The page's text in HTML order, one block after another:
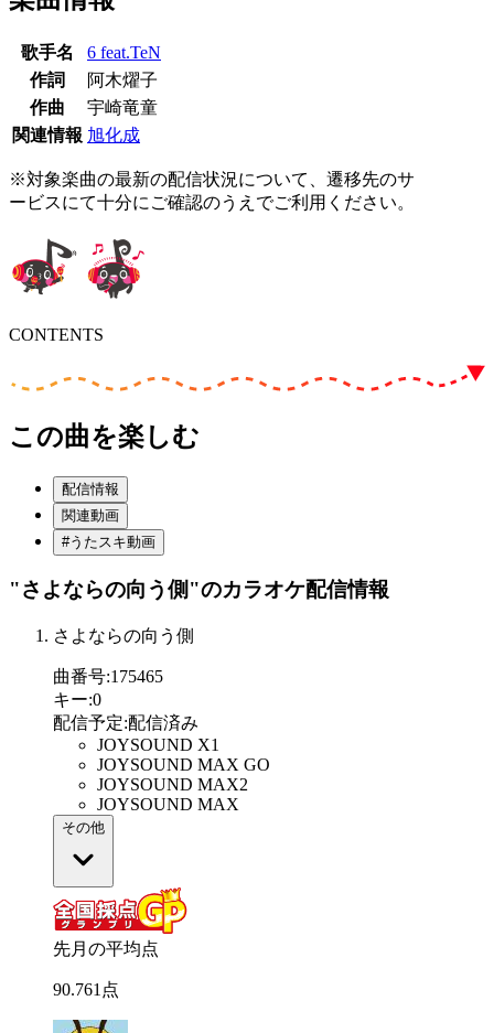
歌手名
6 feat.TeN
作詞
阿木燿子
作曲
宇崎竜童
関連情報 旭化成
※対象楽曲の最新の配信状況について、遷移先のサ
ービスにて十分にご確認のうえでご利用ください。
CONTENTS
この曲を楽しむ
配信情報
関連動画
#うたスキ動画
"さよならの向う側"のカラオケ配信情報
さよならの向う側
曲番号:175465
キー:0
配信予定:配信済み
JOYSOUND X1
JOYSOUND MAX GO
JOYSOUND MAX2
JOYSOUND MAX
その他
先月の平均点
90.761 点